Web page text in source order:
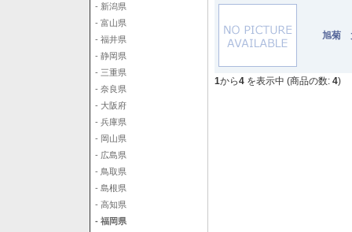
- 新潟県
- 富山県
- 福井県
- 静岡県
- 三重県
- 奈良県
- 大阪府
- 兵庫県
- 岡山県
- 広島県
- 鳥取県
- 島根県
- 高知県
- 福岡県
旭菊
1から4 を表示中 (商品の数: 4)